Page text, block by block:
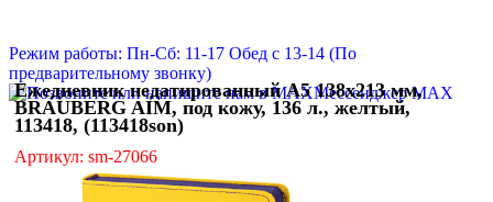
Режим работы: Пн-Сб: 11-17 Обед с 13-14 (По
предварительному звонку)
Мессенджер MAX
Ежедневник недатированный А5 138х213 мм,
BRAUBERG AIM, под кожу, 136 л., желтый,
113418, (113418son)
Артикул: sm-27066